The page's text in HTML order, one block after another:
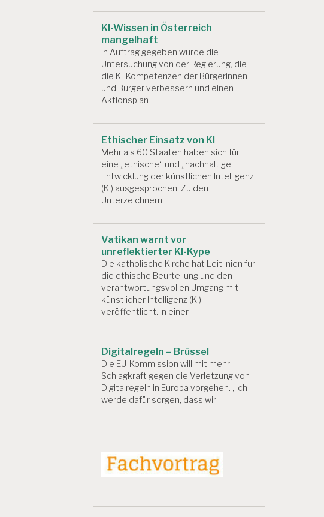
KI-Wissen in Österreich
mangelhaft
In Auftrag gegeben wurde die
Untersuchung von der Regierung, die
die KI-Kompetenzen der Bürgerinnen
und Bürger verbessern und einen
Aktionsplan
Ethischer Einsatz von KI
Mehr als 60 Staaten haben sich für
eine „ethische“ und „nachhaltige“
Entwicklung der künstlichen Intelligenz
(KI) ausgesprochen. Zu den
Unterzeichnern
Vatikan warnt vor
unreflektierter KI-Kype
Die katholische Kirche hat Leitlinien für
die ethische Beurteilung und den
verantwortungsvollen Umgang mit
künstlicher Intelligenz (KI)
veröffentlicht. In einer
Digitalregeln – Brüssel
Die EU-Kommission will mit mehr
Schlagkraft gegen die Verletzung von
Digitalregeln in Europa vorgehen. „Ich
werde dafür sorgen, dass wir